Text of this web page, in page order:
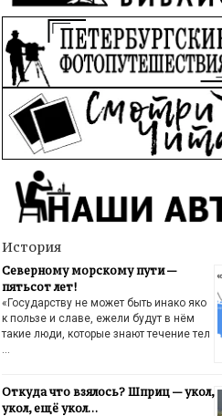
История
Северному морскому пути —
пятьсот лет!
«Государству не может быть инако яко
к пользе и славе, ежели будут в нём
такие люди, которые знают течение тел
Откуда что взялось? Шприц — укол,
укол, ещё укол…